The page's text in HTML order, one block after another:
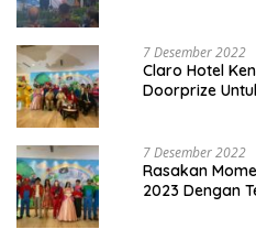
7 Desember 2022
Claro Hotel
Doorprize
7 Desember 2022
Rasakan
2023 Dengan